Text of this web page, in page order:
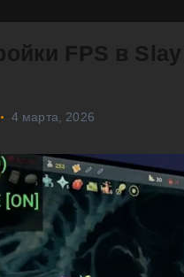
FPS в
4 марта, 2026